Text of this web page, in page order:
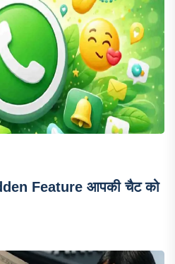
Feature आपकी चैट को